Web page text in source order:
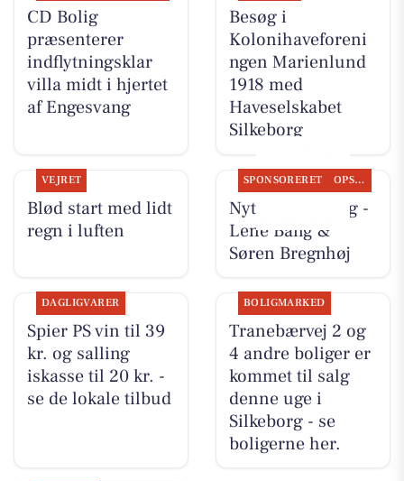
CD Bolig
præsenterer
indflytningsklar
villa midt i hjertet
af Engesvang
Besøg i
Kolonihaveforeni
ngen Marienlund
1918 med
Haveselskabet
Silkeborg
VEJRET
Blød start med lidt
regn i luften
SPONSORERET OPSLAGSTAVLEN
Nyt fra CD Bolig -
Lene Bang &
Søren Bregnhøj
DAGLIGVARER
Spier PS vin til 39
kr. og salling
iskasse til 20 kr. -
se de lokale tilbud
BOLIGMARKED
Tranebærvej 2 og
4 andre boliger er
kommet til salg
denne uge i
Silkeborg - se
boligerne her.